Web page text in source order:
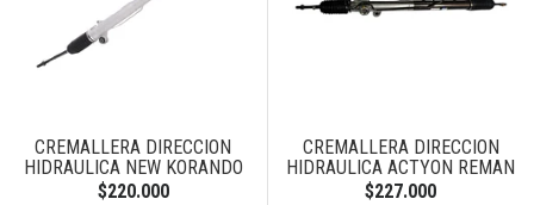
CREMALLERA DIRECCION
HIDRAULICA NEW KORANDO
$220.000
CREMALLERA DIRECCION
HIDRAULICA ACTYON REMAN
$227.000